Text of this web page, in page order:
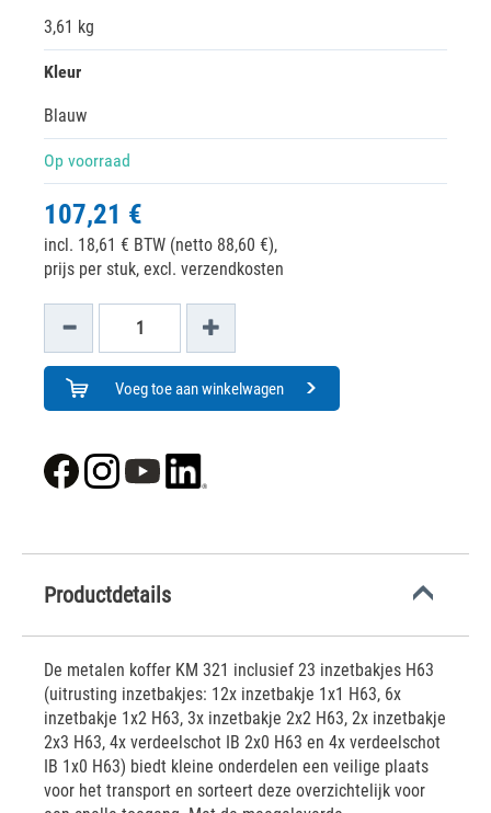
3,61 kg
Kleur
Blauw
Op voorraad
107,21 €
incl. 18,61 € BTW (netto 88,60 €),
prijs per stuk, excl. verzendkosten
Voeg toe aan winkelwagen
Productdetails
De metalen koffer KM 321 inclusief 23 inzetbakjes H63
(uitrusting inzetbakjes: 12x inzetbakje 1x1 H63, 6x
inzetbakje 1x2 H63, 3x inzetbakje 2x2 H63, 2x inzetbakje
2x3 H63, 4x verdeelschot IB 2x0 H63 en 4x verdeelschot
IB 1x0 H63) biedt kleine onderdelen een veilige plaats
voor het transport en sorteert deze overzichtelijk voor